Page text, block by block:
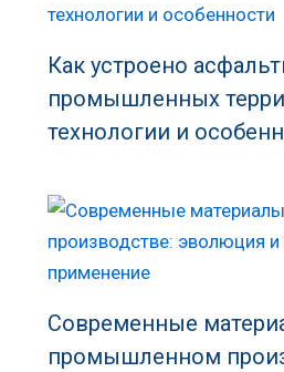
Как устроено
промышленных
технологии и
Современные
промышленном